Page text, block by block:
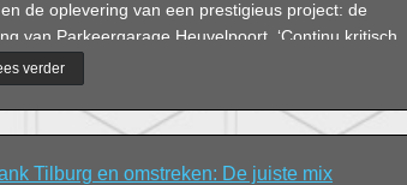
de oplevering van een prestigieus project: de
van Parkeergarage Heuvelpoort. ‘Continu kritisch
naar verbetermogelijkheden, lef tonen én het
jezelf willen halen: het is allemaal nodig om te
Gelukkig geeft het me ontzettend veel
verder
Tilburg en omstreken: De juiste mix